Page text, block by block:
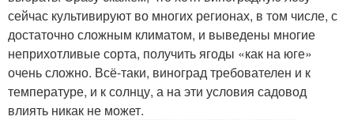
сейчас культивируют во многих регионах, в том числе, с
достаточно сложным климатом, и выведены многие
неприхотливые сорта, получить ягоды «как на юге»
очень сложно. Всё-таки, виноград требователен и к
температуре, и к солнцу, а на эти условия садовод
влиять никак не может.